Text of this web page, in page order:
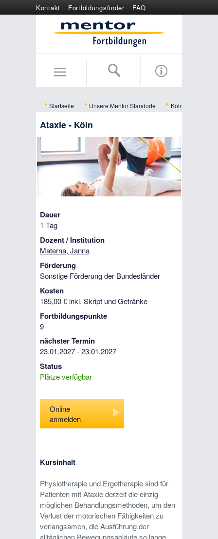
Kontakt Fortbildungsfinder
FAQ
Online anmelden
Wertgutschein
Startseite Unsere Mentor Standorte Köln
Ataxie - Köln
Dauer
1 Tag
Dozent / Institution
Materna, Janna
Förderung
Sonstige Förderung der Bundesländer
Kosten
185,00 € inkl. Skript und Getränke
Fortbildungspunkte
9
nächster Termin
23.01.2027 - 23.01.2027
Status
Plätze verfügbar
Online
anmelden
Kursinhalt
Physiotherapie und Ergotherapie sind für
Patienten mit Ataxie derzeit die einzig
möglichen Behandlungsmethoden, um den
Verlust der motorischen Fähigkeiten zu
verlangsamen, die Ausführung der